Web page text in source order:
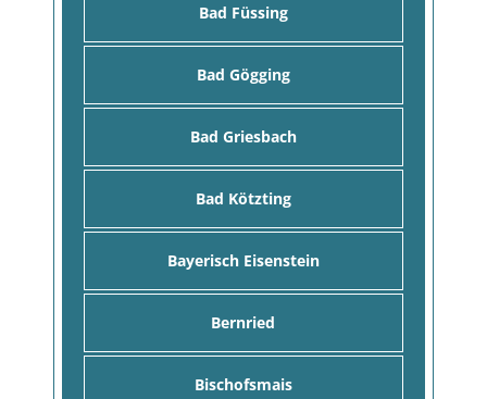
Bad Füssing
Bad Gögging
Bad Griesbach
Bad Kötzting
Bayerisch Eisenstein
Bernried
Bischofsmais